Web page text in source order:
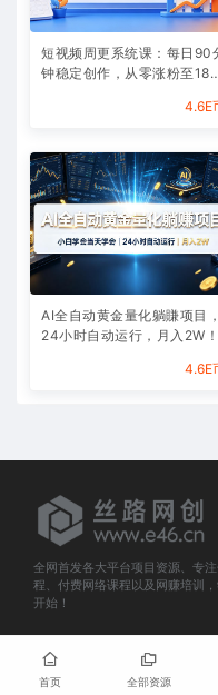
短视频周更系统课：每日90
钟稳定创作，从零涨粉至180
4.6E
AI全自动黄金量化躺賺项目，
24小时自动运行，月入2W！
4.6E
全网首发各大平台项目资源、专
程、付费网络课程以及网赚培训
开始！
© 2025 e46.cn All rights
首页 全部资源